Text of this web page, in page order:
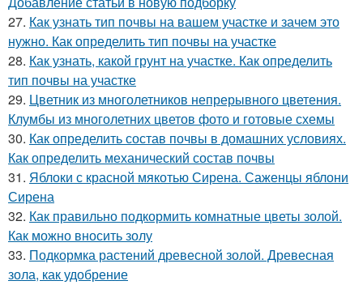
27. Как узнать тип почвы на вашем участке и зачем это
нужно. Как определить тип почвы на участке
28. Как узнать, какой грунт на участке. Как определить
тип почвы на участке
29. Цветник из многолетников непрерывного цветения.
Клумбы из многолетних цветов фото и готовые схемы
30. Как определить состав почвы в домашних условиях.
Как определить механический состав почвы
31. Яблоки с красной мякотью Сирена. Саженцы яблони
Сирена
32. Как правильно подкормить комнатные цветы золой.
Как можно вносить золу
33. Подкормка растений древесной золой. Древесная
зола, как удобрение